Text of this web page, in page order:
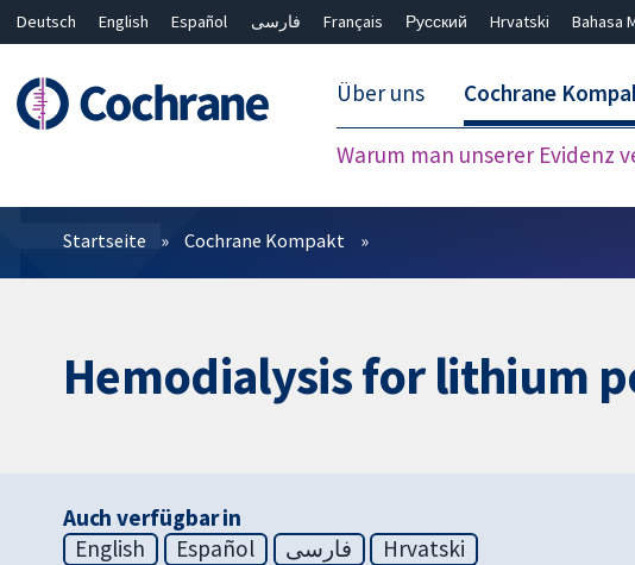
Deutsch English Español فارسی Français Русский Hrvatski Bahasa
Über uns Cochrane
Warum man unserer Evidenz
Filter
Startseite Cochrane Kompakt
Hemodialysis for lithium
Auch verfügbar in
English
Español فارسی Hrvatski